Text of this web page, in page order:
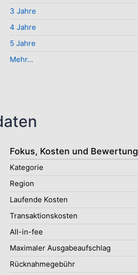
3 Jahre
4 Jahre
5 Jahre
Mehr...
Fokus, Kosten und Bewertung
Kategorie
Region
Laufende Kosten
Transaktionskosten
All-in-fee
Maximaler Ausgabeaufschlag
Rücknahmegebühr